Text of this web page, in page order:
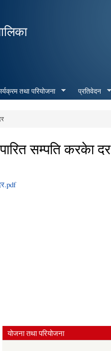
तथा परियोजना प्रतिवेदन
सम्पति करकेा दर
योजना तथा परियोजना